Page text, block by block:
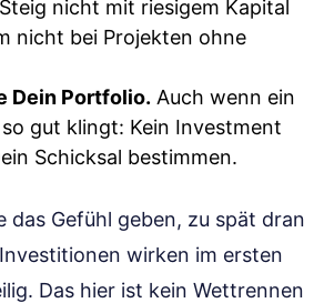
Steig nicht mit riesigem Kapital
nicht bei Projekten ohne
Dein Portfolio. Auch wenn ein
gut klingt: Kein Investment
Schicksal bestimmen.
das Gefühl geben, zu spät dran
wirken im ersten
Das hier ist kein Wettrennen